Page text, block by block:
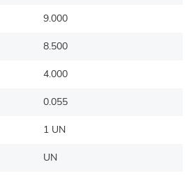
9.000
8.500
4.000
0.055
1 UN
UN